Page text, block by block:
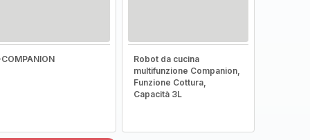
Robot da cucina
multifunzione Companion,
Funzione Cottura,
Capacità 3L